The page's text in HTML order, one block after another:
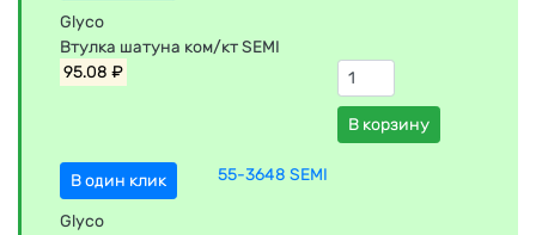
Glyco
Втулка шатуна ком/кт SEMI
95.08 ₽
В корзину
В один клик 55-3648 SEMI
Glyco